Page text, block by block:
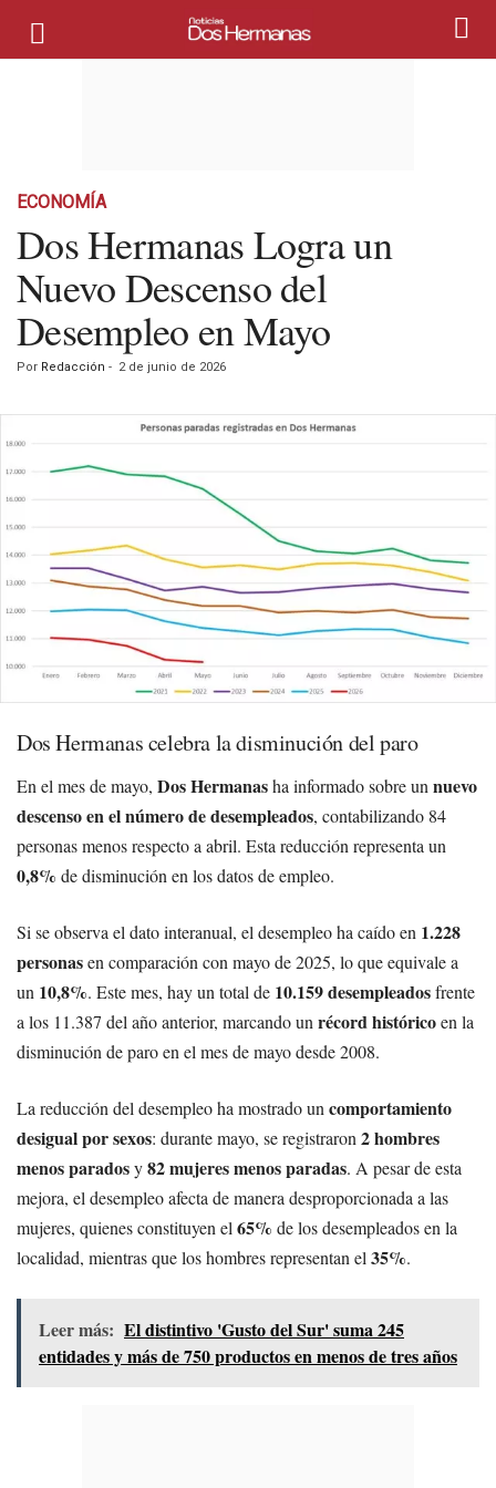
ECONOMÍA
Dos Hermanas Logra un
Nuevo Descenso del
Desempleo en Mayo
Por Redacción - 2 de junio de 2026
Dos Hermanas celebra la disminución del paro
En el mes de mayo, Dos Hermanasha informado sobre un nuevo
descenso en el número de desempleados, contabilizando 84
personas menos respecto a abril. Esta reducción representa un
0,8% de disminución en los datos de empleo.
Si se observa el dato interanual, el desempleo ha caído en 1.228
personasen comparación con mayo de 2025, lo que equivale a
un 10,8%. Este mes, hay un total de 10.159 desempleadosfrente
a los 11.387 del año anterior, marcando un récord históricoen la
disminución de paro en el mes de mayo desde 2008.
La reducción del desempleo ha mostrado un comportamiento
desigual por sexos: durante mayo, se registraron 2 hombres
menos paradosy82 mujeres menos paradas. A pesar de esta
mejora, el desempleo afecta de manera desproporcionada a las
mujeres, quienes constituyen el 65% de los desempleados en la
localidad, mientras que los hombres representan el 35%.
Leer más: El distintivo 'Gusto del Sur' suma 245
entidades y más de 750 productos en menos de tres años